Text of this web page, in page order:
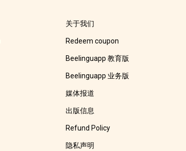
关于我们
Redeem coupon
Beelinguapp 教育版
Beelinguapp 业务版
媒体报道
出版信息
Refund Policy
隐私声明